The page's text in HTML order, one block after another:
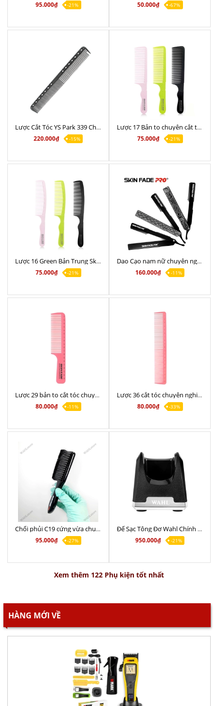
95.000₫
-21%
50.000₫
-67%
Lược Cắt Tóc YS Park 339 Chính Hãng
220.000₫
-15%
Lược 17 Bản to chuyên cắt tóc đẩy tông đơ siêu bám tóc
75.000₫
-21%
Lược 16 Green Bản Trung Skin Fade Chất lượng
75.000₫
-21%
Dao Cạo nam nữ chuyên nghiệp F14
160.000₫
-11%
Lược 29 bản to cắt tóc chuyên nghiệp
80.000₫
-11%
Lược 36 cắt tóc chuyên nghiệp đa năng
80.000₫
-33%
Chổi phủi C19 cứng vừa chuyên nghiệp giá tốt
95.000₫
-27%
Đế Sạc Tông Đơ Wahl Chính Hãng - Sạc nhanh lẫn sạc thường
950.000₫
-21%
Xem thêm 122 Phụ kiện tốt nhất
HÀNG MỚI VỀ